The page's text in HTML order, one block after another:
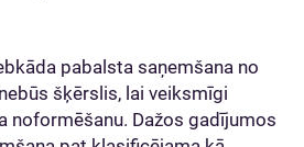
pabalsta saņemšana no
šķērslis, lai veiksmīgi
noformēšanu. Dažos gadījumos